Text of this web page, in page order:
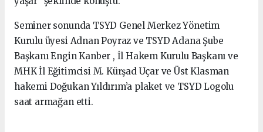
Seminer sonunda TSYD Genel Merkez Yönetim
Kurulu üyesi Adnan Poyraz ve TSYD Adana Şube
Başkanı Engin Kanber , İl Hakem Kurulu Başkanı ve
MHK İl Eğitimcisi M. Kürşad Uçar ve Üst Klasman
hakemi Doğukan Yıldırım’a plaket ve TSYD Logolu
saat armağan etti.